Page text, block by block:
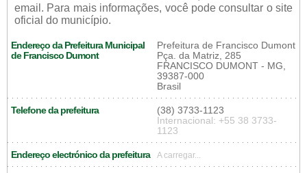
email. Para mais informações, você pode consultar o site
oficial do município.
Endereço da Prefeitura Municipal
de Francisco Dumont
Prefeitura de Francisco Dumont
Pça. da Matriz, 285
FRANCISCO DUMONT - MG,
39387-000
Brasil
Telefone da prefeitura
(38) 3733-1123
Internacional: +55 38 3733-
1123
Endereço electrónico da prefeitura A carregar...